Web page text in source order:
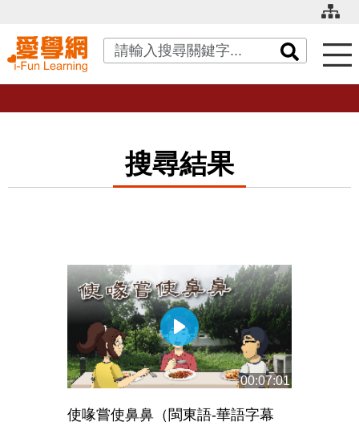
關鍵字搜尋
搜尋結果
00:07:01
使喙嘗使鼻鼻（閩東語-華語字幕